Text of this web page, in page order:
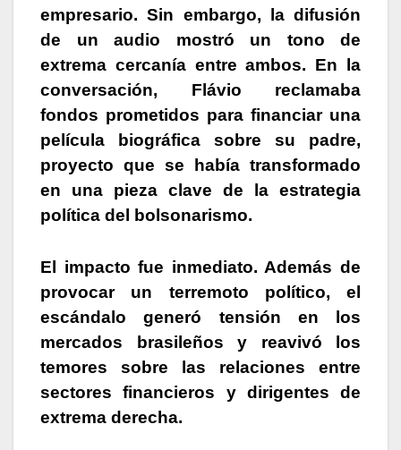
empresario. Sin embargo, la difusión
de un audio mostró un tono de
extrema cercanía entre ambos. En la
conversación, Flávio reclamaba
fondos prometidos para financiar una
película biográfica sobre su padre,
proyecto que se había transformado
en una pieza clave de la estrategia
política del bolsonarismo.
El impacto fue inmediato. Además de
provocar un terremoto político, el
escándalo generó tensión en los
mercados brasileños y reavivó los
temores sobre las relaciones entre
sectores financieros y dirigentes de
extrema derecha.